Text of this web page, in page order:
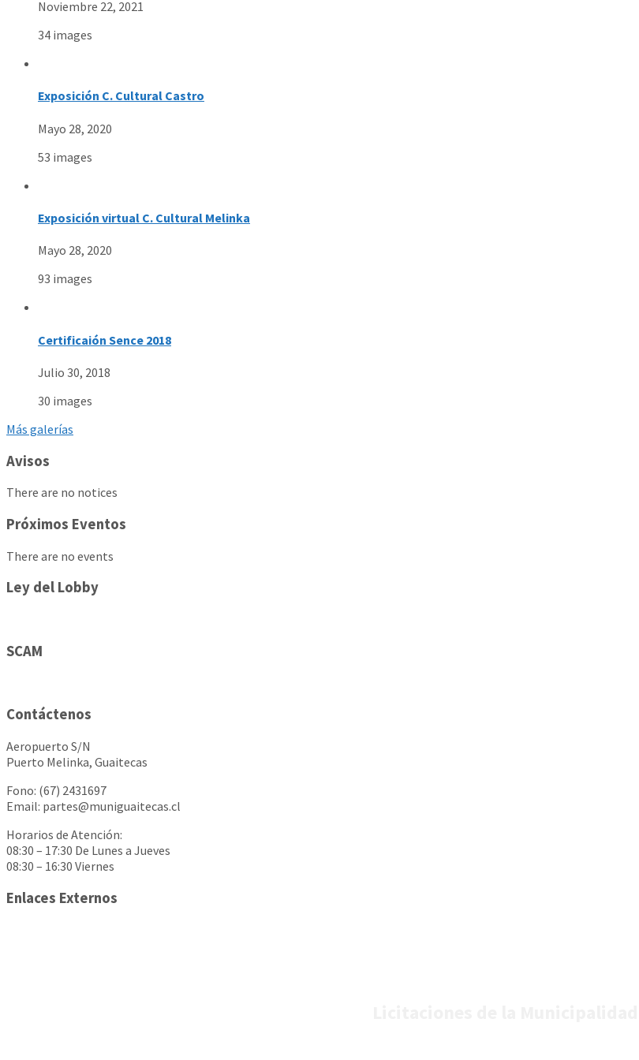
Noviembre 22, 2021
34 images
Exposición C. Cultural Castro
Mayo 28, 2020
53 images
Exposición virtual C. Cultural Melinka
Mayo 28, 2020
93 images
Certificaión Sence 2018
Julio 30, 2018
30 images
Más galerías
Avisos
There are no notices
Próximos Eventos
There are no events
Ley del Lobby
SCAM
Contáctenos
Aeropuerto S/N
Puerto Melinka, Guaitecas
Fono: (67) 2431697
Email: partes@muniguaitecas.cl
Horarios de Atención:
08:30 – 17:30 De Lunes a Jueves
08:30 – 16:30 Viernes
Enlaces Externos